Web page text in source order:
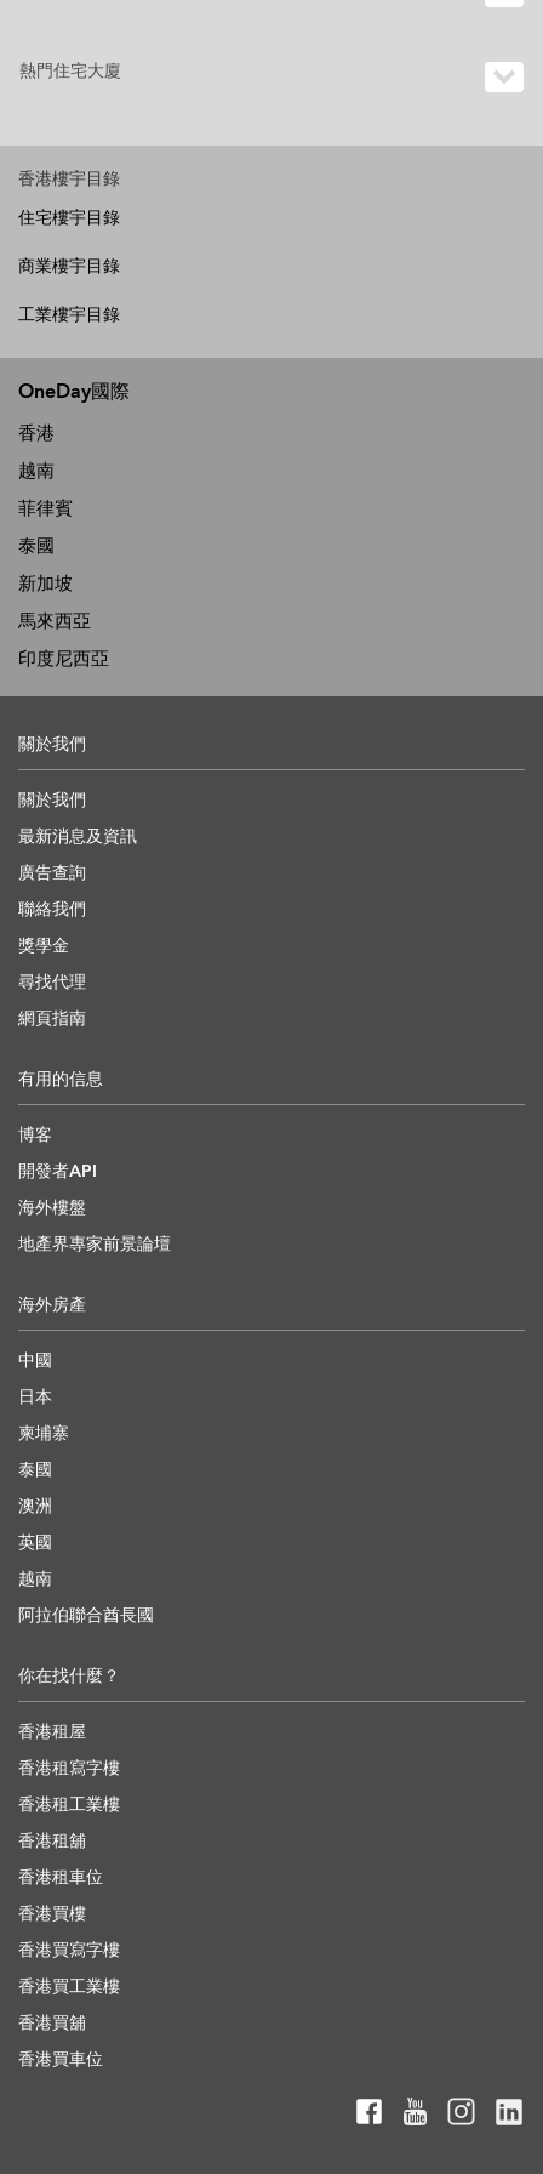
熱門住宅大廈
香港樓宇目錄
住宅樓宇目錄
商業樓宇目錄
工業樓宇目錄
OneDay國際
香港
越南
菲律賓
泰國
新加坡
馬來西亞
印度尼西亞
關於我們
關於我們
最新消息及資訊
廣告查詢
聯絡我們
獎學金
尋找代理
網頁指南
有用的信息
博客
開發者API
海外樓盤
地產界專家前景論壇
海外房產
中國
日本
柬埔寨
泰國
澳洲
英國
越南
阿拉伯聯合酋長國
你在找什麼？
香港租屋
香港租寫字樓
香港租工業樓
香港租舖
香港租車位
香港買樓
香港買寫字樓
香港買工業樓
香港買舖
香港買車位